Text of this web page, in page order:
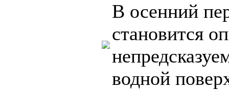
В осенний
становится
водной